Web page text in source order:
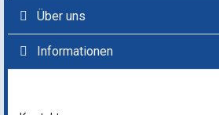
Über uns
Informationen